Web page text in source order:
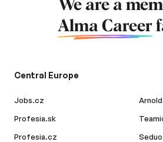
We are a
Alma Career
Central Europe
Jobs.cz
Profesia.sk
Profesia.cz
Arnold